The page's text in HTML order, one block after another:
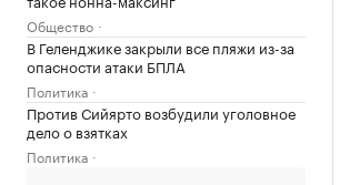
Общество
В Геленджике закрыли все пляжи из-за
опасности атаки БПЛА
Политика
Против Сийярто возбудили уголовное
дело о взятках
Политика